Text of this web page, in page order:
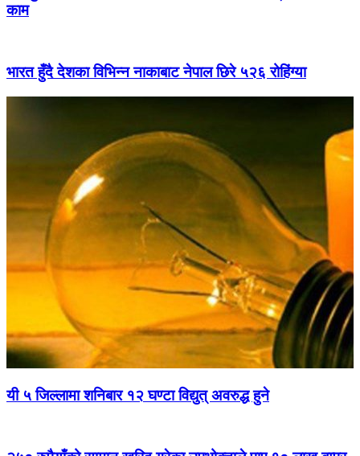
काम
भारत हुँदै देशका विभिन्न नाकाबाट नेपाल छिरे ५२६ रोहिंग्या
यी ५ जिल्लामा शनिबार १२ घण्टा विद्युत् अवरुद्ध हुने